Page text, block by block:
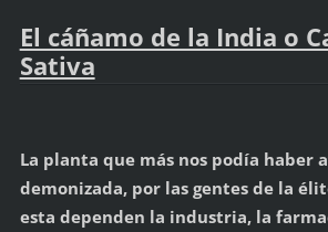
El cáñamo de la India o
Sativa
La planta que más nos podía haber
demonizada, por las gentes de la
esta dependen la industria, la